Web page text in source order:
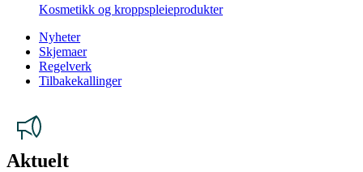
Kosmetikk og kroppspleie­produkter
Nyheter
Skjemaer
Regelverk
Tilbakekallinger
Aktuelt